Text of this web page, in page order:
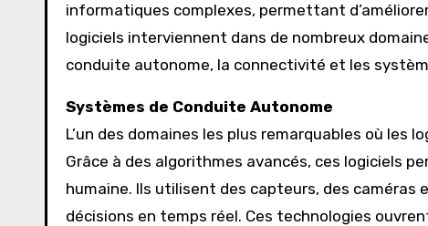
informatiques complexes, permettant
logiciels interviennent dans de nombreux
conduite autonome, la connectivité et les
Systèmes de Conduite Autonome
L’un des domaines les plus remarquables où les
Grâce à des algorithmes avancés, ces logiciels
humaine. Ils utilisent des capteurs, des caméras
décisions en temps réel. Ces technologies